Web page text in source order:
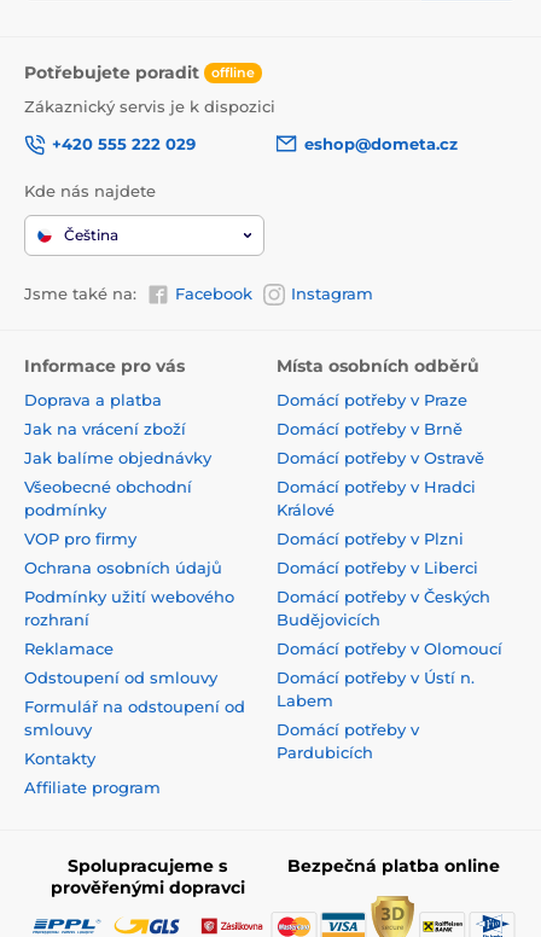
Potřebujete poradit offline
Zákaznický servis je k dispozici
+420 555 222 029
eshop@dometa.cz
Kde nás najdete
Čeština
Jsme také na: Facebook Instagram
Informace pro vás
Doprava a platba
Jak na vrácení zboží
Jak balíme objednávky
Všeobecné obchodní
podmínky
VOP pro firmy
Ochrana osobních údajů
Podmínky užití webového
rozhraní
Reklamace
Odstoupení od smlouvy
Formulář na odstoupení od
smlouvy
Kontakty
Affiliate program
Místa osobních odběrů
Domácí potřeby v Praze
Domácí potřeby v Brně
Domácí potřeby v Ostravě
Domácí potřeby v Hradci
Králové
Domácí potřeby v Plzni
Domácí potřeby v Liberci
Domácí potřeby v Českých
Budějovicích
Domácí potřeby v Olomoucí
Domácí potřeby v Ústí n.
Labem
Domácí potřeby v
Pardubicích
Spolupracujeme s
prověřenými dopravci
Bezpečná platba online